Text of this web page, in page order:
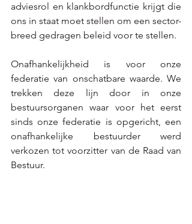
adviesrol en klankbordfunctie krijgt die
ons in staat moet stellen om een sector-
breed gedragen beleid voor te stellen.
Onafhankelijkheid is voor onze
federatie van onschatbare waarde. We
trekken deze lijn door in onze
bestuursorganen waar voor het eerst
sinds onze federatie is opgericht, een
onafhankelijke bestuurder werd
verkozen tot voorzitter van de Raad van
Bestuur.